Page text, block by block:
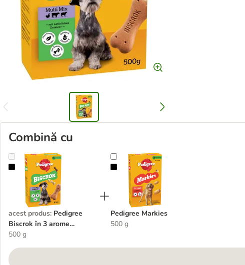
Combină cu
Pedigree Biscrok în 3 arome delicioase
acest produs: Pedigree
Biscrok în 3 arome
delicioase
500 g
Pedigree Markies
Pedigree Markies
500 g